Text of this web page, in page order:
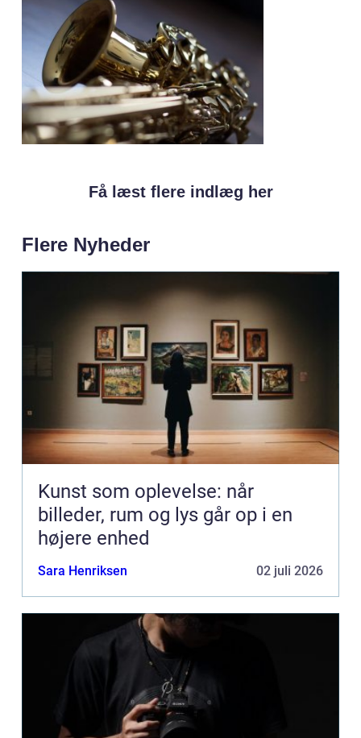
Få læst flere indlæg her
Flere Nyheder
Kunst som oplevelse: når
billeder, rum og lys går op i en
højere enhed
Sara Henriksen 02 juli 2026